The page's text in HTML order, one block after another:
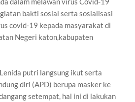
bakti sosial serta sosialisasi
covid-19 kepada masyarakat di
Negeri katon,kabupaten
putri langsung ikut serta
diri (APD) berupa masker ke
setempat, hal ini di lakukan